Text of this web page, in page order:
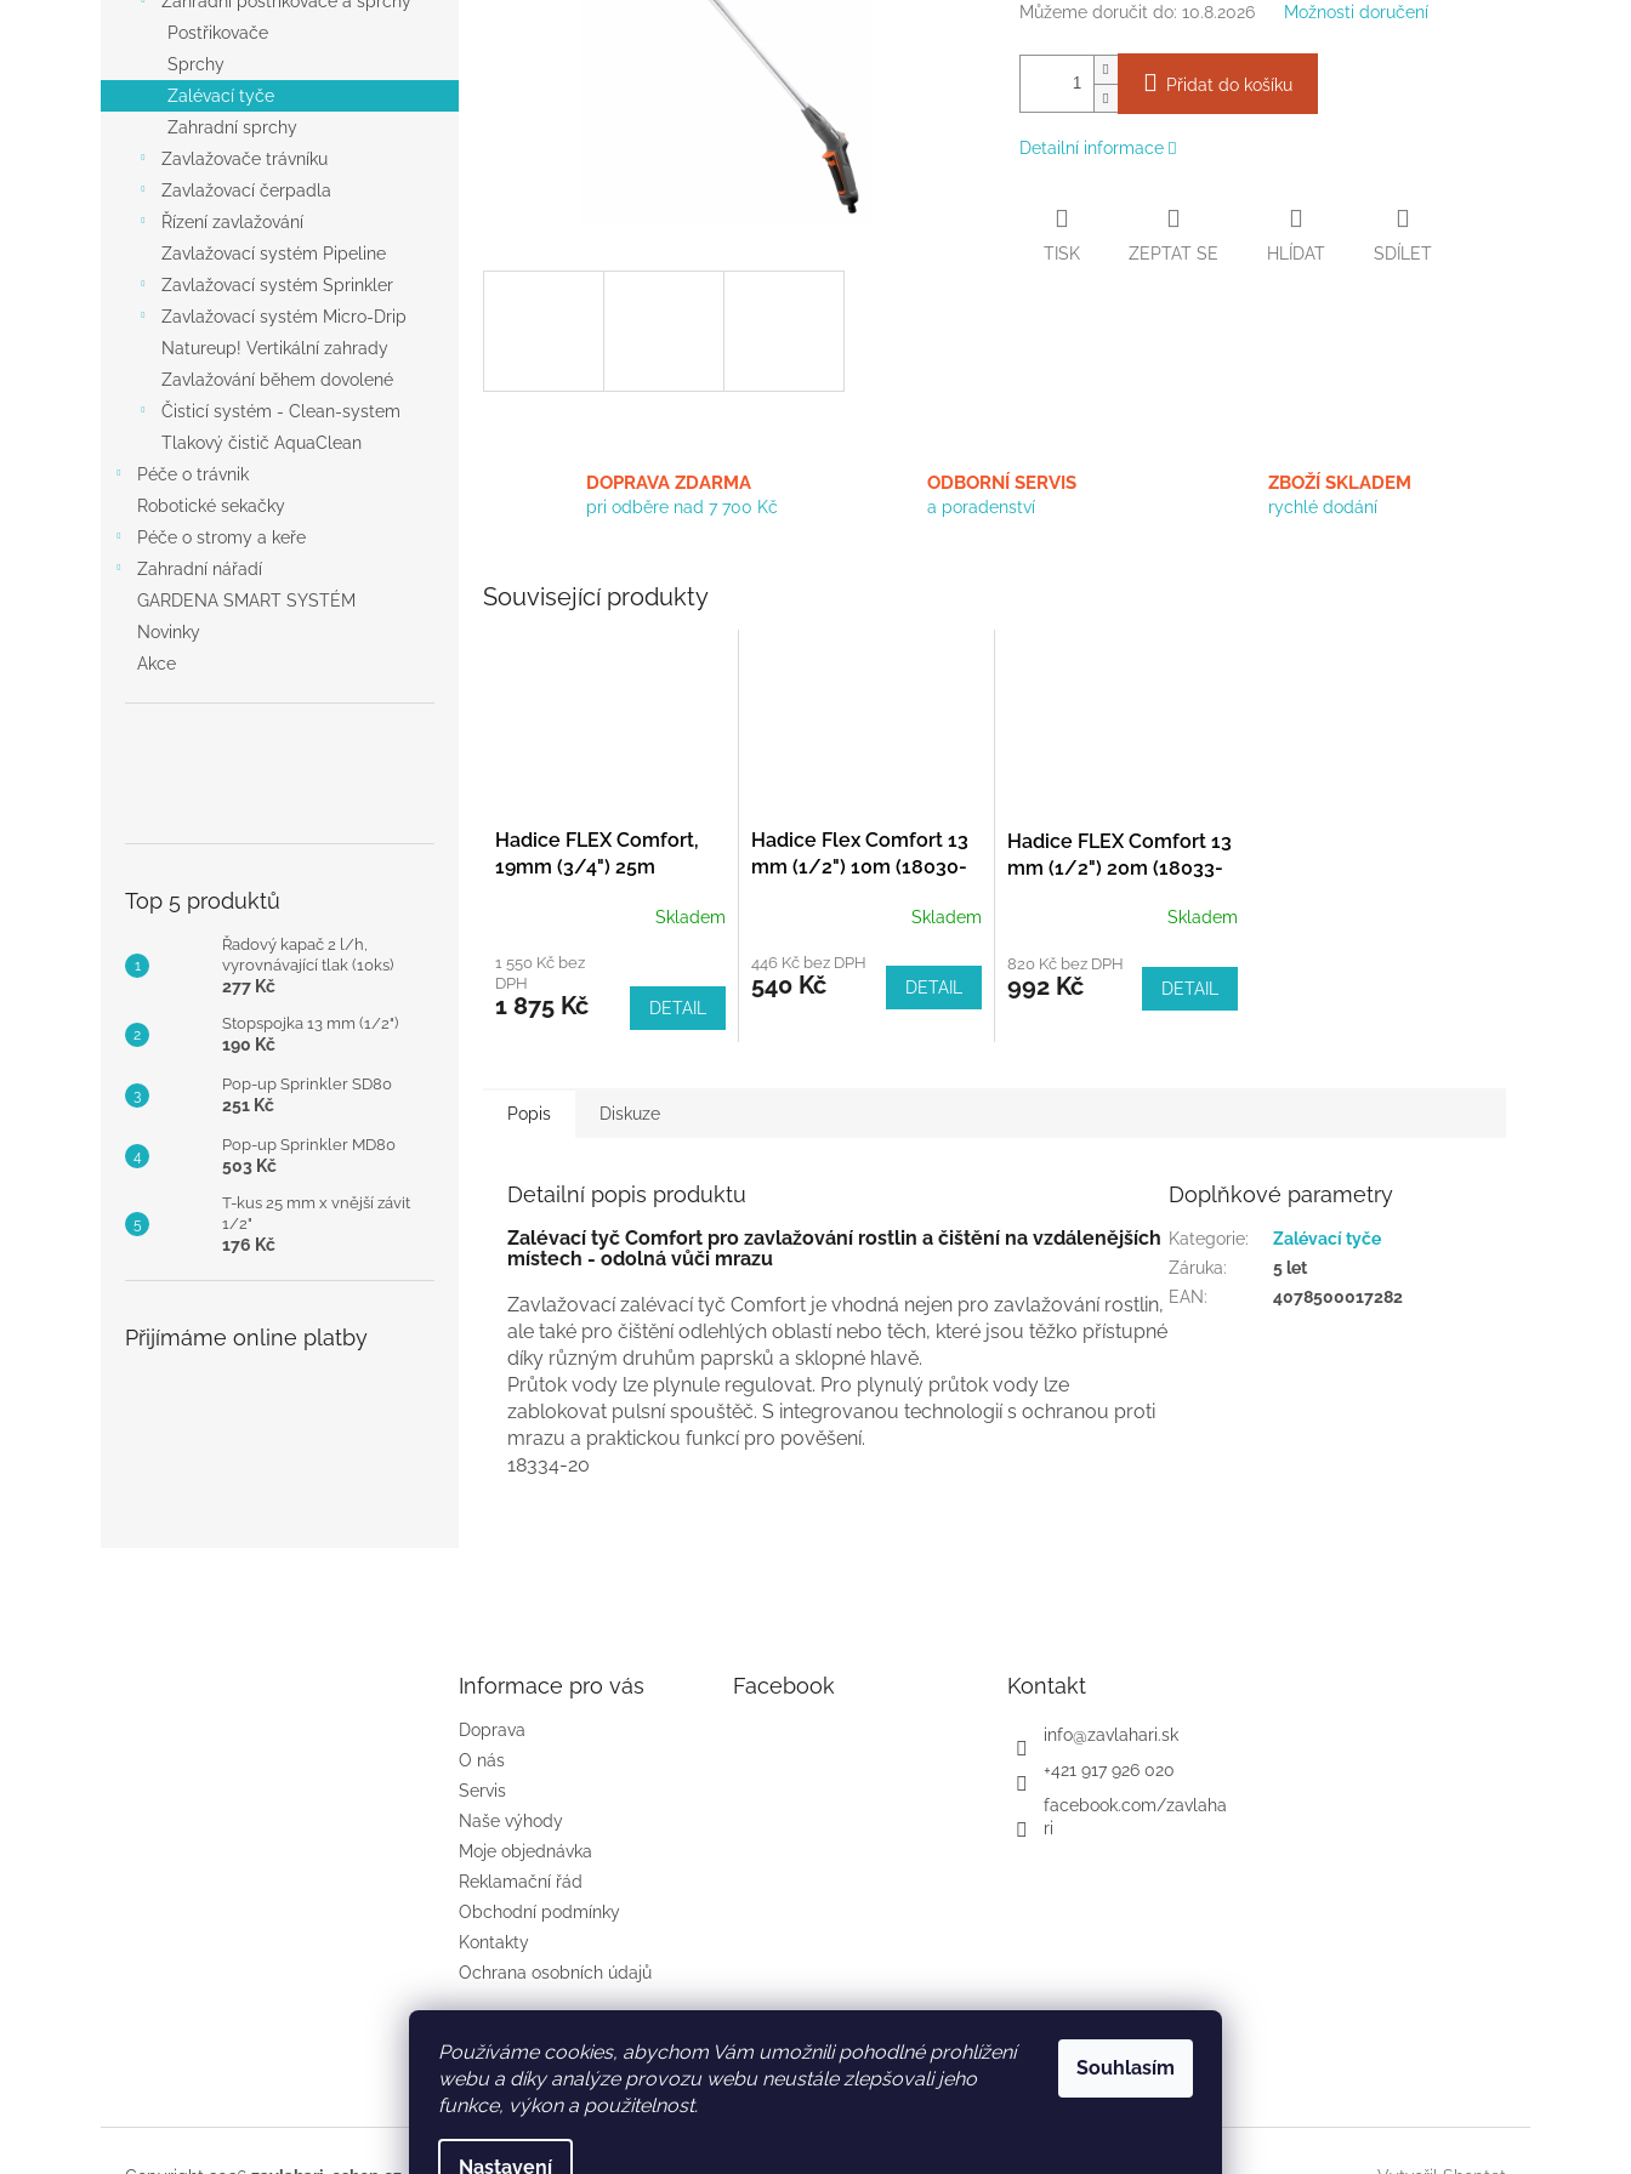
Používáme cookies, abychom Vám umožnili pohodlné prohlížení
webu a díky analýze provozu webu neustále zlepšovali jeho
funkce, výkon a použitelnost.
Nastavení
Souhlasím
e
l
Postřikovače
Sprchy
Zalévací tyče
Zahradní sprchy
Zavlažovače trávníku
Zavlažovací čerpadla
Řízení zavlažování
Zavlažovací systém Pipeline
Zavlažovací systém Sprinkler
Zavlažovací systém Micro-Drip
Natureup! Vertikální zahrady
Zavlažování během dovolené
Čisticí systém - Clean-system
Tlakový čistič AquaClean
Péče o trávnik
Robotické sekačky
Péče o stromy a keře
Zahradní nářadí
GARDENA SMART SYSTÉM
Novinky
Akce
Top 5 produktů
Řadový kapač 2 l/h,
vyrovnávající tlak (10ks)
277 Kč
Stopspojka 13 mm (1/2")
190 Kč
Pop-up Sprinkler SD80
251 Kč
Pop-up Sprinkler MD80
503 Kč
T-kus 25 mm x vnější závit
1/2"
176 Kč
Přijímáme online platby
Můžeme doručit do: 10.8.2026 Možnosti doručení
Přidat do košíku
Detailní informace
TISK ZEPTAT SE HLÍDAT SDÍLET
DOPRAVA ZDARMA
pri odběre nad 7 700 Kč
ODBORNÍ SERVIS
a poradenství
ZBOŽÍ SKLADEM
rychlé dodání
Související produkty
Hadice FLEX Comfort,
19mm (3/4") 25m
Skladem
1 550 Kč bez
DPH
1 875 Kč DETAIL
Hadice Flex Comfort 13
mm (1/2") 10m (18030-
Skladem
446 Kč bez DPH
540 Kč DETAIL
Hadice FLEX Comfort 13
mm (1/2") 20m (18033-
Skladem
820 Kč bez DPH
992 Kč DETAIL
Popis Diskuze
Detailní popis produktu
Zalévací tyč Comfort pro zavlažování rostlin a čištění na vzdálenějších
místech - odolná vůči mrazu
Zavlažovací zalévací tyč Comfort je vhodná nejen pro zavlažování rostlin,
ale také pro čištění odlehlých oblastí nebo těch, které jsou těžko přístupné
díky různým druhům paprsků a sklopné hlavě.
Průtok vody lze plynule regulovat. Pro plynulý průtok vody lze
zablokovat pulsní spouštěč. S integrovanou technologií s ochranou proti
mrazu a praktickou funkcí pro pověšení.
18334-20
Doplňkové parametry
Kategorie:
Zalévací tyče
Záruka:
5 let
EAN: 4078500017282
Informace pro vás
Doprava
O nás
Servis
Naše výhody
Moje objednávka
Reklamační řád
Obchodní podmínky
Kontakty
Ochrana osobních údajů
Facebook Kontakt
info@zavlahari.sk
+421 917 926 020
facebook.com/zavlaha
ri
AT DE